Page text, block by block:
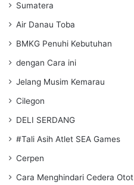
Sumatera
Air Danau Toba
BMKG Penuhi Kebutuhan
dengan Cara ini
Jelang Musim Kemarau
Cilegon
DELI SERDANG
#Tali Asih Atlet SEA Games
Cerpen
Cara Menghindari Cedera Otot